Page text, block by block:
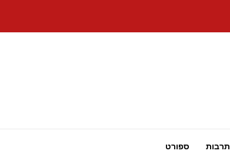
תרבות ספורט